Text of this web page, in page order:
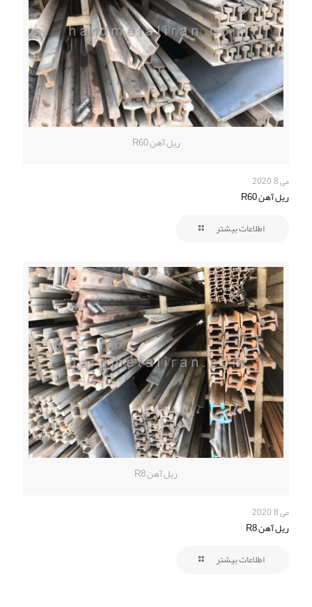
ریل آهن R60
می 8, 2020
ریل آهن R60
اطلاعات بیشتر
ریل آهن R8
می 8, 2020
ریل آهن R8
اطلاعات بیشتر